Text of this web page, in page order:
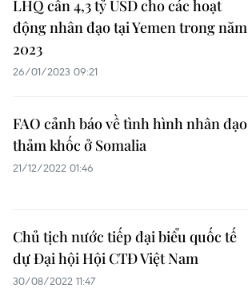
LHQ cần 4,3 tỷ USD cho các hoạt
động nhân đạo tại Yemen trong năm
2023
26/01/2023 09:21
FAO cảnh báo về tình hình nhân đạo
thảm khốc ở Somalia
21/12/2022 01:46
Chủ tịch nước tiếp đại biểu quốc tế
dự Đại hội Hội CTĐ Việt Nam
30/08/2022 11:47